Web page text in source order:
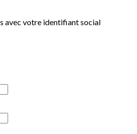
avec votre identifiant social